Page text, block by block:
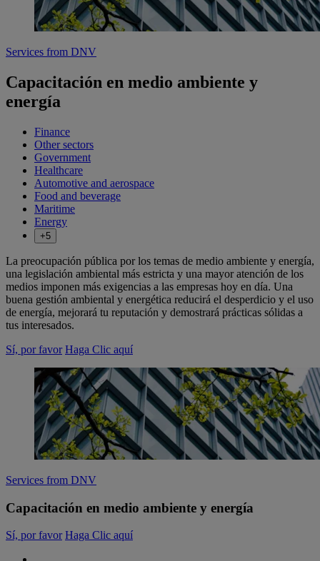
Services from DNV
Capacitación en medio ambiente y
energía
Finance
Other sectors
Government
Healthcare
Automotive and aerospace
Food and beverage
Maritime
Energy
+5
La preocupación pública por los temas de medio ambiente y energía,
una legislación ambiental más estricta y una mayor atención de los
medios imponen más exigencias a las empresas hoy en día. Una
buena gestión ambiental y energética reducirá el desperdicio y el uso
de energía, mejorará tu reputación y demostrará prácticas sólidas a
tus interesados.
Sí, por favor Haga Clic aquí
Services from DNV
Capacitación en medio ambiente y energía
Sí, por favor Haga Clic aquí